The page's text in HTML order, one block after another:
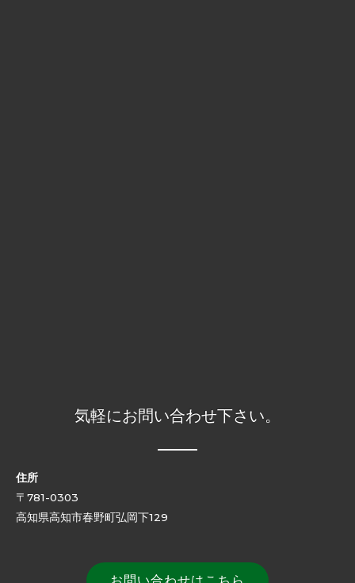
気軽にお問い合わせ下さい。
住所
〒781-0303
高知県高知市春野町弘岡下129